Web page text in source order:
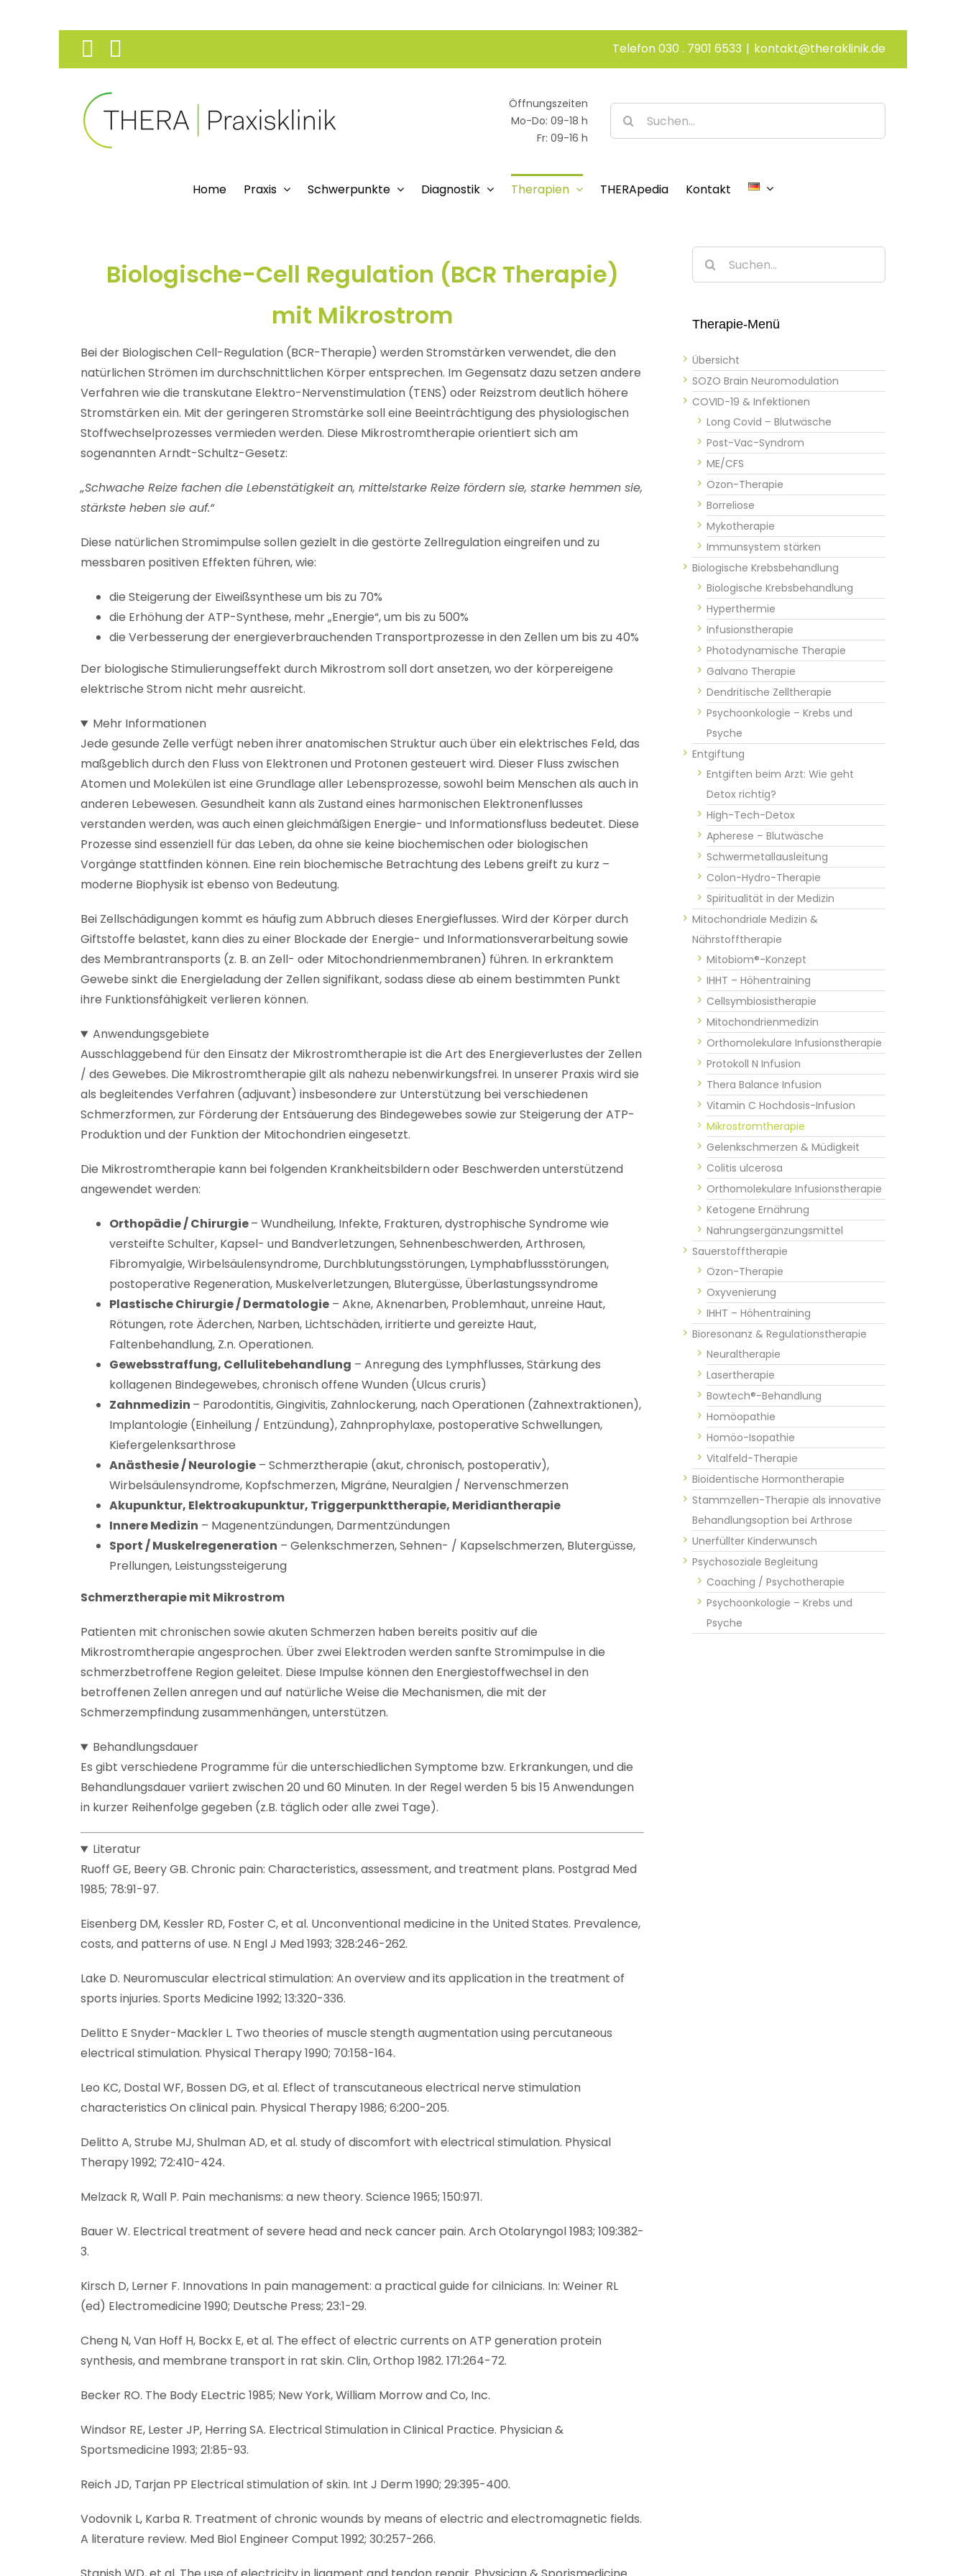
Facebook Telefon 030 . 7901 6533 | kontakt@theraklinik.de
Öffnungszeiten
Mo-Do: 09-18 h
Fr: 09-16 h
Suche
nach:
Home Praxis Schwerpunkte Diagnostik Therapien THERApedia Kontakt
Biologische-Cell Regulation (BCR Therapie)
mit Mikrostrom
Bei der Biologischen Cell-Regulation (BCR-Therapie) werden Stromstärken verwendet, die den
natürlichen Strömen im durchschnittlichen Körper entsprechen. Im Gegensatz dazu setzen andere
Verfahren wie die transkutane Elektro-Nervenstimulation (TENS) oder Reizstrom deutlich höhere
Stromstärken ein. Mit der geringeren Stromstärke soll eine Beeinträchtigung des physiologischen
Stoffwechselprozesses vermieden werden. Diese Mikrostromtherapie orientiert sich am
sogenannten Arndt-Schultz-Gesetz:
„Schwache Reize fachen die Lebenstätigkeit an, mittelstarke Reize fördern sie, starke hemmen sie,
stärkste heben sie auf.“
Diese natürlichen Stromimpulse sollen gezielt in die gestörte Zellregulation eingreifen und zu
messbaren positiven Effekten führen, wie:
die Steigerung der Eiweißsynthese um bis zu 70%
die Erhöhung der ATP-Synthese, mehr „Energie“, um bis zu 500%
die Verbesserung der energieverbrauchenden Transportprozesse in den Zellen um bis zu 40%
Der biologische Stimulierungseffekt durch Mikrostrom soll dort ansetzen, wo der körpereigene
elektrische Strom nicht mehr ausreicht.
Mehr Informationen
Jede gesunde Zelle verfügt neben ihrer anatomischen Struktur auch über ein elektrisches Feld, das
maßgeblich durch den Fluss von Elektronen und Protonen gesteuert wird. Dieser Fluss zwischen
Atomen und Molekülen ist eine Grundlage aller Lebensprozesse, sowohl beim Menschen als auch in
anderen Lebewesen. Gesundheit kann als Zustand eines harmonischen Elektronenflusses
verstanden werden, was auch einen gleichmäßigen Energie- und Informationsfluss bedeutet. Diese
Prozesse sind essenziell für das Leben, da ohne sie keine biochemischen oder biologischen
Vorgänge stattfinden können. Eine rein biochemische Betrachtung des Lebens greift zu kurz –
moderne Biophysik ist ebenso von Bedeutung.
Bei Zellschädigungen kommt es häufig zum Abbruch dieses Energieflusses. Wird der Körper durch
Giftstoffe belastet, kann dies zu einer Blockade der Energie- und Informationsverarbeitung sowie
des Membrantransports (z. B. an Zell- oder Mitochondrienmembranen) führen. In erkranktem
Gewebe sinkt die Energieladung der Zellen signifikant, sodass diese ab einem bestimmten Punkt
ihre Funktionsfähigkeit verlieren können.
Anwendungsgebiete
Ausschlaggebend für den Einsatz der Mikrostromtherapie ist die Art des Energieverlustes der Zellen
/ des Gewebes. Die Mikrostromtherapie gilt als nahezu nebenwirkungsfrei. In unserer Praxis wird sie
als begleitendes Verfahren (adjuvant) insbesondere zur Unterstützung bei verschiedenen
Schmerzformen, zur Förderung der Entsäuerung des Bindegewebes sowie zur Steigerung der ATP-
Produktion und der Funktion der Mitochondrien eingesetzt.
Die Mikrostromtherapie kann bei folgenden Krankheitsbildern oder Beschwerden unterstützend
angewendet werden:
Orthopädie / Chirurgie– Wundheilung, Infekte, Frakturen, dystrophische Syndrome wie
versteifte Schulter, Kapsel- und Bandverletzungen, Sehnenbeschwerden, Arthrosen,
Fibromyalgie, Wirbelsäulensyndrome, Durchblutungsstörungen, Lymphabflussstörungen,
postoperative Regeneration, Muskelverletzungen, Blutergüsse, Überlastungssyndrome
Plastische Chirurgie / Dermatologie– Akne, Aknenarben, Problemhaut, unreine Haut,
Rötungen, rote Äderchen, Narben, Lichtschäden, irritierte und gereizte Haut,
Faltenbehandlung, Z.n. Operationen.
Gewebsstraffung, Cellulitebehandlung – Anregung des Lymphflusses, Stärkung des
kollagenen Bindegewebes, chronisch offene Wunden (Ulcus cruris)
Zahnmedizin – Parodontitis, Gingivitis, Zahnlockerung, nach Operationen (Zahnextraktionen),
Implantologie (Einheilung / Entzündung), Zahnprophylaxe, postoperative Schwellungen,
Kiefergelenksarthrose
Anästhesie / Neurologie– Schmerztherapie (akut, chronisch, postoperativ),
Wirbelsäulensyndrome, Kopfschmerzen, Migräne, Neuralgien / Nervenschmerzen
Akupunktur, Elektroakupunktur, Triggerpunkttherapie, Meridiantherapie
Innere Medizin – Magenentzündungen, Darmentzündungen
Sport / Muskelregeneration – Gelenkschmerzen, Sehnen- / Kapselschmerzen, Blutergüsse,
Prellungen, Leistungssteigerung
Schmerztherapie mit Mikrostrom
Patienten mit chronischen sowie akuten Schmerzen haben bereits positiv auf die
Mikrostromtherapie angesprochen. Über zwei Elektroden werden sanfte Stromimpulse in die
schmerzbetroffene Region geleitet. Diese Impulse können den Energiestoffwechsel in den
betroffenen Zellen anregen und auf natürliche Weise die Mechanismen, die mit der
Schmerzempfindung zusammenhängen, unterstützen.
Behandlungsdauer
Es gibt verschiedene Programme für die unterschiedlichen Symptome bzw. Erkrankungen, und die
Behandlungsdauer variiert zwischen 20 und 60 Minuten. In der Regel werden 5 bis 15 Anwendungen
in kurzer Reihenfolge gegeben (z.B. täglich oder alle zwei Tage).
Literatur
Ruoff GE, Beery GB. Chronic pain: Characteristics, assessment, and treatment plans. Postgrad Med
1985; 78:91-97.
Eisenberg DM, Kessler RD, Foster C, et al. Unconventional medicine in the United States. Prevalence,
costs, and patterns of use. N Engl J Med 1993; 328:246-262.
Lake D. Neuromuscular electrical stimulation: An overview and its application in the treatment of
sports injuries. Sports Medicine 1992; 13:320-336.
Delitto E Snyder-Mackler L. Two theories of muscle stength augmentation using percutaneous
electrical stimulation. Physical Therapy 1990; 70:158-164.
Leo KC, Dostal WF, Bossen DG, et al. Eflect of transcutaneous electrical nerve stimulation
characteristics On clinical pain. Physical Therapy 1986; 6:200-205.
Delitto A, Strube MJ, Shulman AD, et al. study of discomfort with electrical stimulation. Physical
Therapy 1992; 72:410-424.
Melzack R, Wall P. Pain mechanisms: a new theory. Science 1965; 150:971.
Bauer W. Electrical treatment of severe head and neck cancer pain. Arch Otolaryngol 1983; 109:382-
3.
Kirsch D, Lerner F. Innovations In pain management: a practical guide for cilnicians. In: Weiner RL
(ed) Electromedicine 1990; Deutsche Press; 23:1-29.
Cheng N, Van Hoff H, Bockx E, et al. The effect of electric currents on ATP generation protein
synthesis, and membrane transport in rat skin. Clin, Orthop 1982. 171:264-72.
Becker RO. The Body ELectric 1985; New York, William Morrow and Co, Inc.
Windsor RE, Lester JP, Herring SA. Electrical Stimulation in CIinical Practice. Physician &
Sportsmedicine 1993; 21:85-93.
Reich JD, Tarjan PP Electrical stimulation of skin. Int J Derm 1990; 29:395-400.
Vodovnik L, Karba R. Treatment of chronic wounds by means of electric and electromagnetic fields.
A literature review. Med Biol Engineer Comput 1992; 30:257-266.
Suche
nach:
Therapie-Menü
Übersicht
SOZO Brain Neuromodulation
COVID-19 & Infektionen
Long Covid – Blutwäsche
Post-Vac-Syndrom
ME/CFS
Ozon-Therapie
Borreliose
Mykotherapie
Immunsystem stärken
Biologische Krebsbehandlung
Biologische Krebsbehandlung
Hyperthermie
Infusionstherapie
Photodynamische Therapie
Galvano Therapie
Dendritische Zelltherapie
Psychoonkologie – Krebs und
Psyche
Entgiftung
Entgiften beim Arzt: Wie geht
Detox richtig?
High-Tech-Detox
Apherese – Blutwäsche
Schwermetallausleitung
Colon-Hydro-Therapie
Spiritualität in der Medizin
Mitochondriale Medizin &
Nährstofftherapie
Mitobiom®-Konzept
IHHT – Höhentraining
Cellsymbiosistherapie
Mitochondrienmedizin
Orthomolekulare Infusionstherapie
Protokoll N Infusion
Thera Balance Infusion
Vitamin C Hochdosis-Infusion
Mikrostromtherapie
Gelenkschmerzen & Müdigkeit
Colitis ulcerosa
Orthomolekulare Infusionstherapie
Ketogene Ernährung
Nahrungsergänzungsmittel
Sauerstofftherapie
Ozon-Therapie
Oxyvenierung
IHHT – Höhentraining
Bioresonanz & Regulationstherapie
Neuraltherapie
Lasertherapie
Bowtech®-Behandlung
Homöopathie
Homöo-Isopathie
Vitalfeld-Therapie
Bioidentische Hormontherapie
Stammzellen-Therapie als innovative
Behandlungsoption bei Arthrose
Unerfüllter Kinderwunsch
Psychosoziale Begleitung
Coaching / Psychotherapie
Psychoonkologie – Krebs und
Psyche